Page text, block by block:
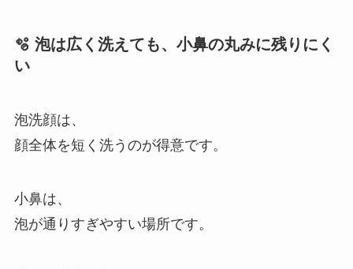
🫧 泡は広く洗えても、小鼻の丸みに残りにく
い
泡洗顔は、
顔全体を短く洗うのが得意です。
小鼻は、
泡が通りすぎやすい場所です。